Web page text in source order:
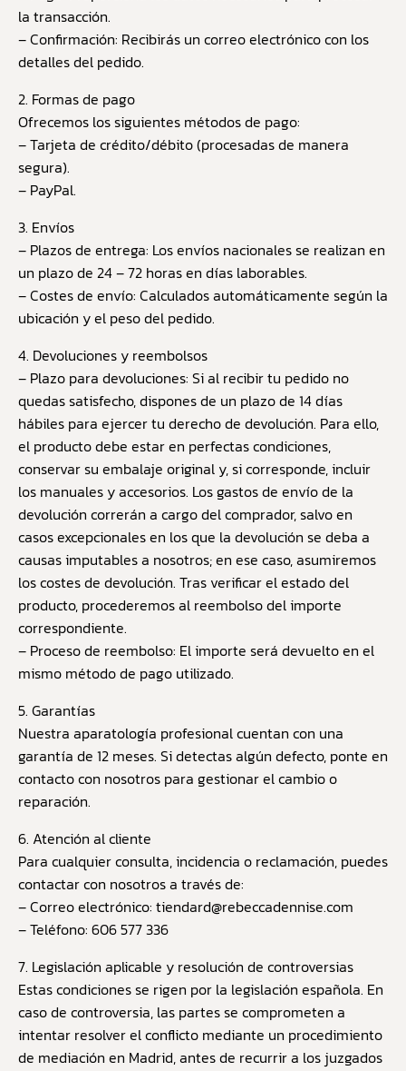
la transacción.
– Confirmación: Recibirás un correo electrónico con los
detalles del pedido.
2. Formas de pago
Ofrecemos los siguientes métodos de pago:
– Tarjeta de crédito/débito (procesadas de manera
segura).
– PayPal.
3. Envíos
– Plazos de entrega: Los envíos nacionales se realizan en
un plazo de 24 – 72 horas en días laborables.
– Costes de envío: Calculados automáticamente según la
ubicación y el peso del pedido.
4. Devoluciones y reembolsos
– Plazo para devoluciones: Si al recibir tu pedido no
quedas satisfecho, dispones de un plazo de 14 días
hábiles para ejercer tu derecho de devolución. Para ello,
el producto debe estar en perfectas condiciones,
conservar su embalaje original y, si corresponde, incluir
los manuales y accesorios. Los gastos de envío de la
devolución correrán a cargo del comprador, salvo en
casos excepcionales en los que la devolución se deba a
causas imputables a nosotros; en ese caso, asumiremos
los costes de devolución. Tras verificar el estado del
producto, procederemos al reembolso del importe
correspondiente.
– Proceso de reembolso: El importe será devuelto en el
mismo método de pago utilizado.
5. Garantías
Nuestra aparatología profesional cuentan con una
garantía de 12 meses. Si detectas algún defecto, ponte en
contacto con nosotros para gestionar el cambio o
reparación.
6. Atención al cliente
Para cualquier consulta, incidencia o reclamación, puedes
contactar con nosotros a través de:
– Correo electrónico: tiendard@rebeccadennise.com
– Teléfono: 606 577 336
7. Legislación aplicable y resolución de controversias
Estas condiciones se rigen por la legislación española. En
caso de controversia, las partes se comprometen a
intentar resolver el conflicto mediante un procedimiento
de mediación en Madrid, antes de recurrir a los juzgados